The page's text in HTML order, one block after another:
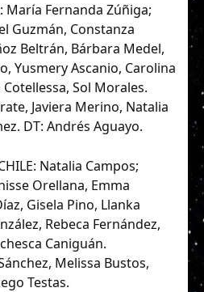
María Fernanda Zúñiga;
Guzmán, Constanza
Beltrán, Bárbara Medel,
Yusmery Ascanio, Carolina
Sol Morales.
Javiera Merino, Natalia
DT: Andrés Aguayo.
Natalia Campos;
Orellana, Emma
Gisela Pino, Llanka
Rebeca Fernández,
Caniguán.
Melissa Bustos,
Testas.